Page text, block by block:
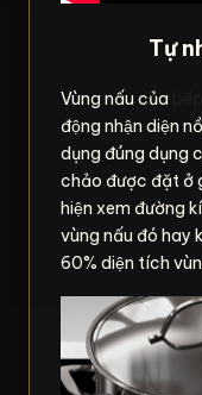
Tự
Vùng nấu của
động nhận diện
dụng đúng dụng
chảo được đặt ở
hiện xem đường
vùng nấu đó hay
60% diện tích